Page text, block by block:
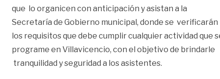
que lo organicen con anticipación y asistan a la
Secretaría de Gobierno municipal, donde se verificarán
los requisitos que debe cumplir cualquier actividad que
programe en Villavicencio, con el objetivo de brindarle
tranquilidad y seguridad a los asistentes.